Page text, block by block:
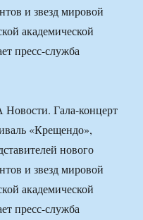
и звезд мировой
академической
пресс-служба
Гала-концерт
«Крещендо»,
нового
и звезд мировой
академической
пресс-служба